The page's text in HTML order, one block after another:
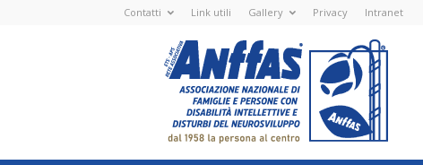
Contatti Link utili Gallery Privacy Intranet
Nazionale
ETS
-
APS
Associazione
Nazionale
di
Famiglie
e